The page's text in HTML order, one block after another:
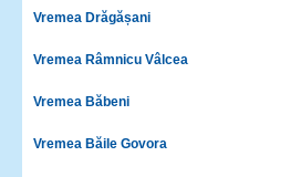
Vremea Drăgășani
Vremea Râmnicu Vâlcea
Vremea Băbeni
Vremea Băile Govora